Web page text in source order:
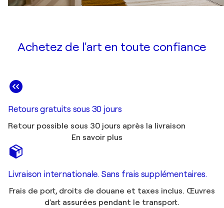
Achetez de l'art en toute confiance
Retours gratuits sous 30 jours
Retour possible sous 30 jours après la livraison
En savoir plus
Livraison internationale. Sans frais supplémentaires.
Frais de port, droits de douane et taxes inclus. Œuvres
d'art assurées pendant le transport.